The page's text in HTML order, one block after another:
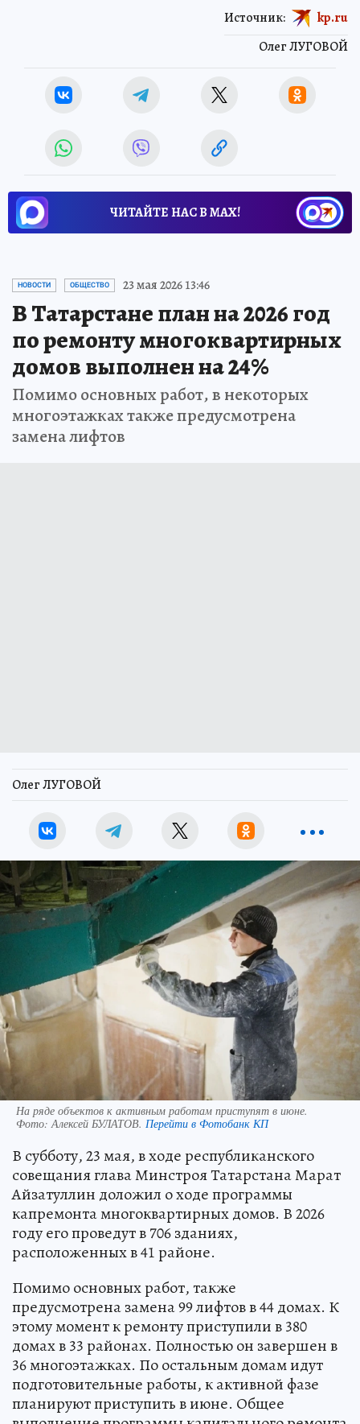
Олег ЛУГОВОЙ
Источник: kp.ru
ЧИТАЙТЕ НАС В МАХ!
НОВОСТИ ОБЩЕСТВО 23 мая 2026 13:46
В Татарстане план на 2026 год
по ремонту многоквартирных
домов выполнен на 24%
Помимо основных работ, в некоторых
многоэтажках также предусмотрена
замена лифтов
Олег ЛУГОВОЙ
На ряде объектов к активным работам приступят в июне.
Фото:Алексей БУЛАТОВ. Перейти в Фотобанк КП
В субботу, 23 мая, в ходе республиканского
совещания глава Минстроя Татарстана Марат
Айзатуллин доложил о ходе программы
капремонта многоквартирных домов. В 2026
году его проведут в 706 зданиях,
расположенных в 41 районе.
Помимо основных работ, также
предусмотрена замена 99 лифтов в 44 домах. К
этому момент к ремонту приступили в 380
домах в 33 районах. Полностью он завершен в
36 многоэтажках. По остальным домам идут
подготовительные работы, к активной фазе
планируют приступить в июне. Общее